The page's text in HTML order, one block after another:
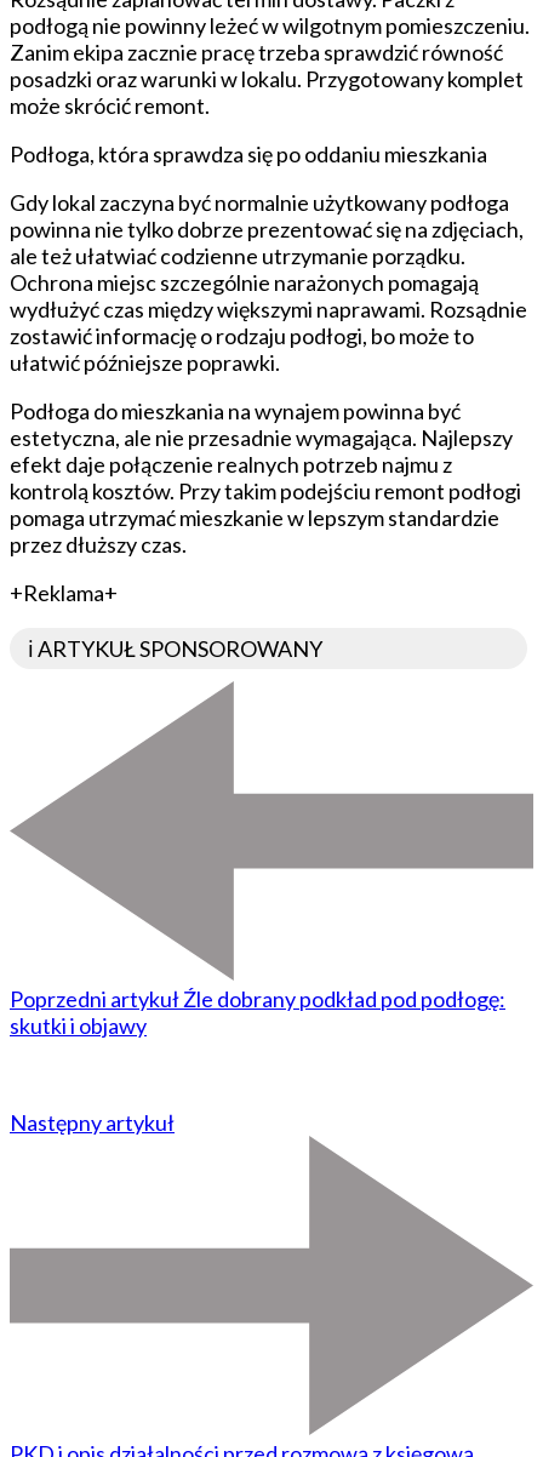
podłogą nie powinny leżeć w wilgotnym pomieszczeniu.
Zanim ekipa zacznie pracę trzeba sprawdzić równość
posadzki oraz warunki w lokalu. Przygotowany komplet
może skrócić remont.
Podłoga, która sprawdza się po oddaniu mieszkania
Gdy lokal zaczyna być normalnie użytkowany podłoga
powinna nie tylko dobrze prezentować się na zdjęciach,
ale też ułatwiać codzienne utrzymanie porządku.
Ochrona miejsc szczególnie narażonych pomagają
wydłużyć czas między większymi naprawami. Rozsądnie
zostawić informację o rodzaju podłogi, bo może to
ułatwić późniejsze poprawki.
Podłoga do mieszkania na wynajem powinna być
estetyczna, ale nie przesadnie wymagająca. Najlepszy
efekt daje połączenie realnych potrzeb najmu z
kontrolą kosztów. Przy takim podejściu remont podłogi
pomaga utrzymać mieszkanie w lepszym standardzie
przez dłuższy czas.
+Reklama+
ℹ️ ARTYKUŁ SPONSOROWANY
Poprzedni artykułŹle dobrany podkład pod podłogę:
skutki i objawy
Następny artykuł